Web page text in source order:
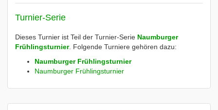
Turnier-Serie
Dieses Turnier ist Teil der Turnier-Serie Naumburger
Frühlingsturnier. Folgende Turniere gehören dazu:
Naumburger Frühlingsturnier
Naumburger Frühlingsturnier